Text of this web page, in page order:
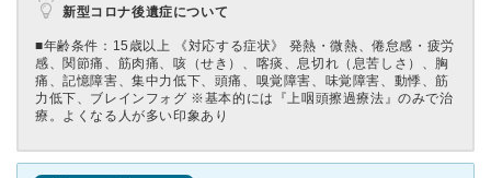
新型コロナ後遺症について
■年齢条件：15歳以上 《対応する症状》 発熱・微熱、倦怠感・疲労
感、関節痛、筋肉痛、咳（せき）、喀痰、息切れ（息苦しさ）、胸
痛、記憶障害、集中力低下、頭痛、嗅覚障害、味覚障害、動悸、筋
力低下、ブレインフォグ ※基本的には『上咽頭擦過療法』のみで治
療。よくなる人が多い印象あり